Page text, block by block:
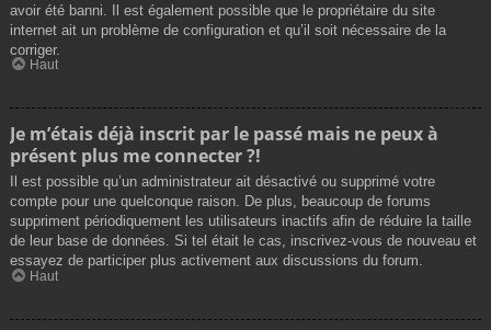
avoir été banni. Il est également possible que le propriétaire du site
internet ait un problème de configuration et qu’il soit nécessaire de la
corriger.
Haut
Je m’étais déjà inscrit par le passé mais ne peux à
présent plus me connecter ?!
Il est possible qu’un administrateur ait désactivé ou supprimé votre
compte pour une quelconque raison. De plus, beaucoup de forums
suppriment périodiquement les utilisateurs inactifs afin de réduire la taille
de leur base de données. Si tel était le cas, inscrivez-vous de nouveau et
essayez de participer plus activement aux discussions du forum.
Haut